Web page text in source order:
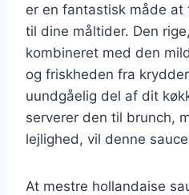
er en fantastisk måde at
til dine måltider. Den
kombineret med den
og friskheden fra
uundgåelig del af dit
serverer den til brunch,
lejlighed, vil denne
At mestre hollandaise